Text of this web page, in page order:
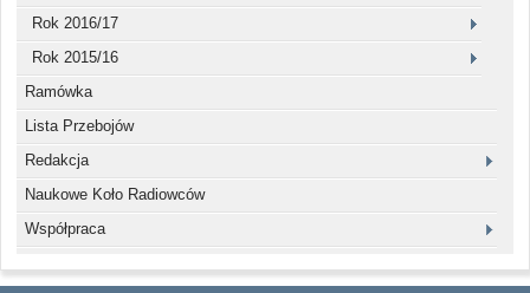
Rok 2016/17
Rok 2015/16
Ramówka
Lista Przebojów
Redakcja
Naukowe Koło Radiowców
Współpraca